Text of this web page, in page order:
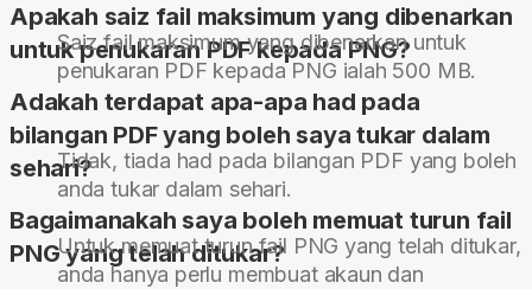
Apakah saiz fail maksimum yang dibenarkan
untuk penukaran PDF kepada PNG?
Saiz fail maksimum yang dibenarkan untuk
penukaran PDF kepada PNG ialah 500 MB.
Adakah terdapat apa-apa had pada
bilangan PDF yang boleh saya tukar dalam
sehari?Tidak, tiada had pada bilangan PDF yang boleh
anda tukar dalam sehari.
Bagaimanakah saya boleh memuat turun fail
PNG yang telah ditukar?
Untuk memuat turun fail PNG yang telah ditukar,
anda hanya perlu membuat akaun dan